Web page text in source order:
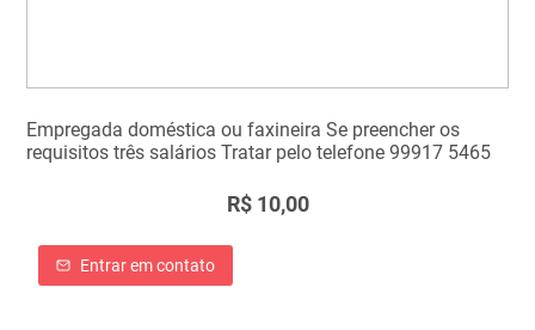
Empregada doméstica ou faxineira Se preencher os
requisitos três salários Tratar pelo telefone 99917 5465
R$ 10,00
Entrar em contato